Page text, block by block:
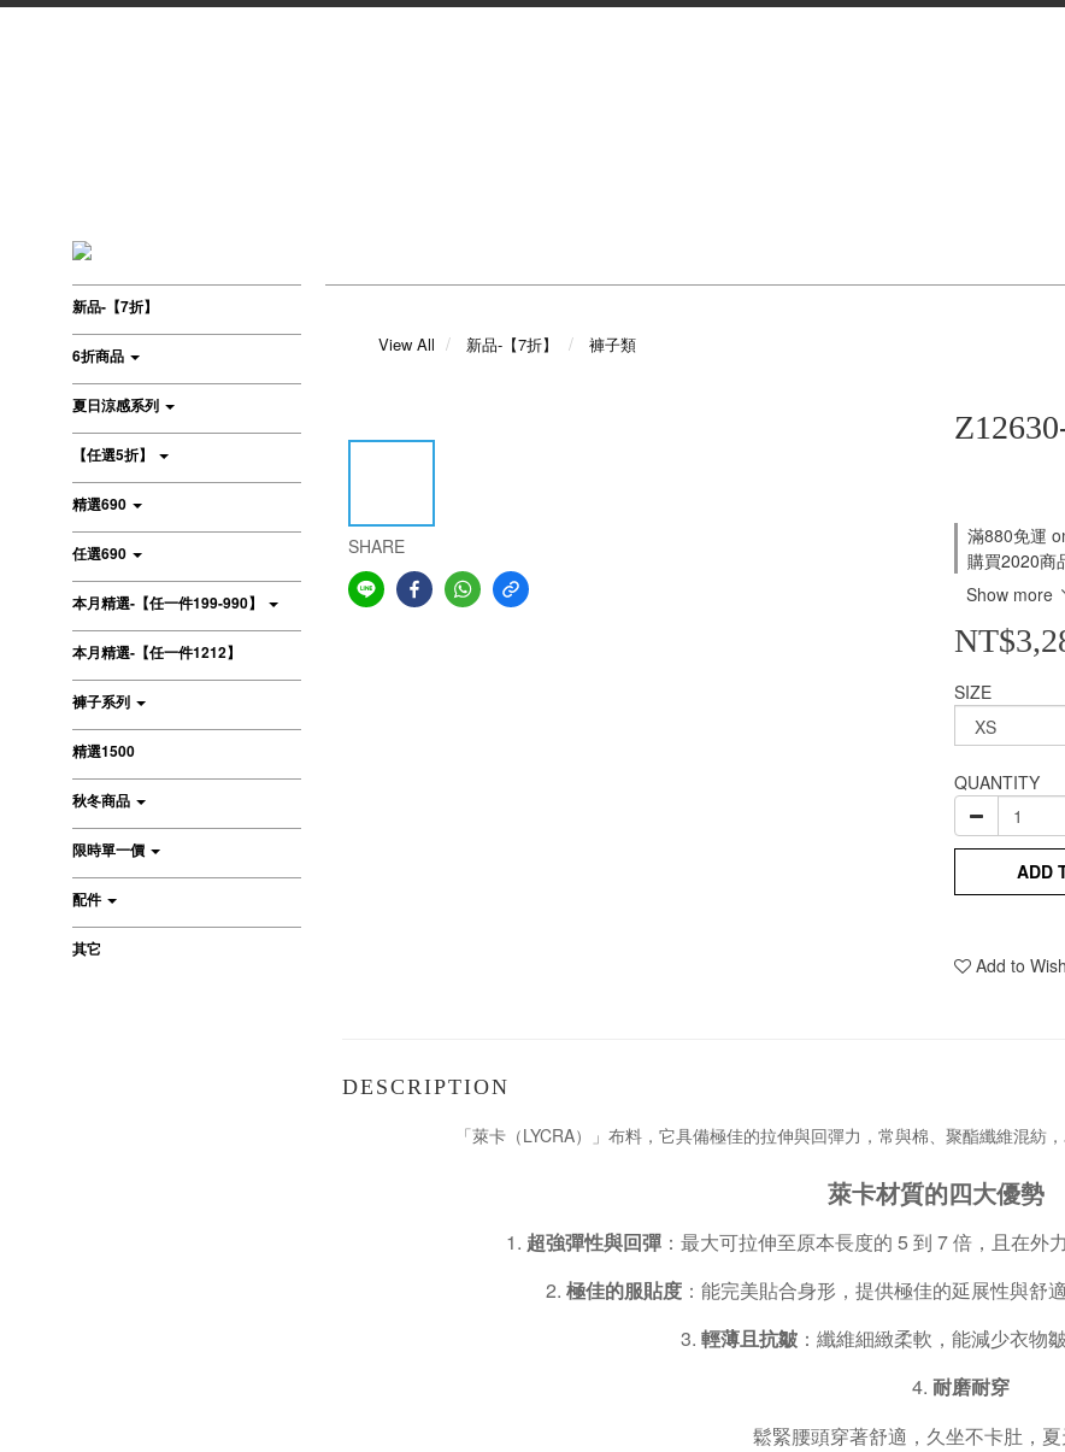
新品-【7折】
6折商品
夏日涼感系列
【任選5折】
精選690
任選690
本月精選-【任一件199-990】
本月精選-【任一件1212】
褲子系列
精選1500
秋冬商品
限時單一價
配件
其它
View All 新品-【7折】 褲子類
SHARE
滿880免運
購買2020商
Show more
SIZE
QUANTITY
ADD
Add to
DESCRIPTION
「萊卡（LYCRA）」布料，它具備極佳的拉伸與回彈力，常與棉、聚酯纖維混紡
萊卡材質的四大優勢
超強彈性與回彈：最大可拉伸至原本長度的 5 到 7 倍，且在外
極佳的服貼度：能完美貼合身形，提供極佳的延展性與舒
輕薄且抗皺：纖維細緻柔軟，能減少衣物
耐磨耐穿
鬆緊腰頭穿著舒適，久坐不卡肚，